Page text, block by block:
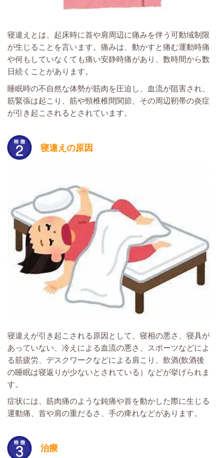
寝違えとは、起床時に首や肩周辺に痛みを伴う可動域制限
が生じることを言います。痛みは、動かすと痛む運動時痛
や何もしていなくても痛い安静時痛があり、数時間から数
日続くことがあります。
睡眠時の不自然な体勢が筋肉を圧迫し、血流が阻害され、
筋緊張は起こり、筋や頸椎椎間関節、その周辺靭帯の炎症
が引き起こされるとされています。
寝違えの原因
寝違えが引き起こされる原因として、寝相の悪さ、寝具が
あっていない、冷えによる血流の悪さ、スポーツなどによ
る筋疲労、デスクワークなどによる肩こり、飲酒(飲酒後
の睡眠は寝返りが少ないとされている）などが挙げられま
す。
症状には、筋肉痛のような鈍痛や首を動かした際に生じる
運動痛、首や肩の重だるさ、手の痺れなどがあります。
治療